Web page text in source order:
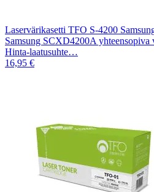
Laservärikasetti TFO S-4200
Samsung SCXD4200A yhteensopiva
Hinta-laatusuhte…
16,95 €